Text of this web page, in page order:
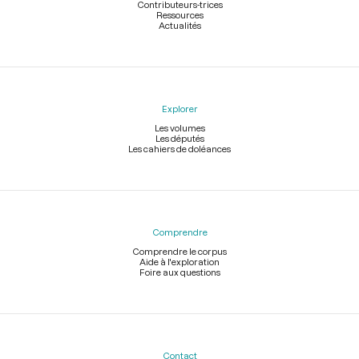
Contributeurs-trices
Ressources
Actualités
Explorer
Les volumes
Les députés
Les cahiers de doléances
Comprendre
Comprendre le corpus
Aide à l'exploration
Foire aux questions
Contact